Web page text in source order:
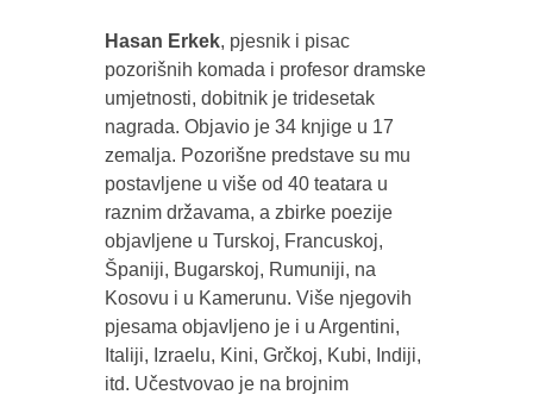
Hasan Erkek, pjesnik i pisac
pozorišnih komada i profesor dramske
umjetnosti, dobitnik je tridesetak
nagrada. Objavio je 34 knjige u 17
zemalja. Pozorišne predstave su mu
postavljene u više od 40 teatara u
raznim državama, a zbirke poezije
objavljene u Turskoj, Francuskoj,
Španiji, Bugarskoj, Rumuniji, na
Kosovu i u Kamerunu. Više njegovih
pjesama objavljeno je i u Argentini,
Italiji, Izraelu, Kini, Grčkoj, Kubi, Indiji,
itd. Učestvovao je na brojnim